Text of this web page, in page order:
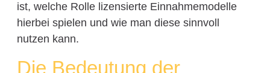
ist, welche Rolle lizensierte Einnahmemodelle
hierbei spielen und wie man diese sinnvoll
nutzen kann.
Die Bedeutung der